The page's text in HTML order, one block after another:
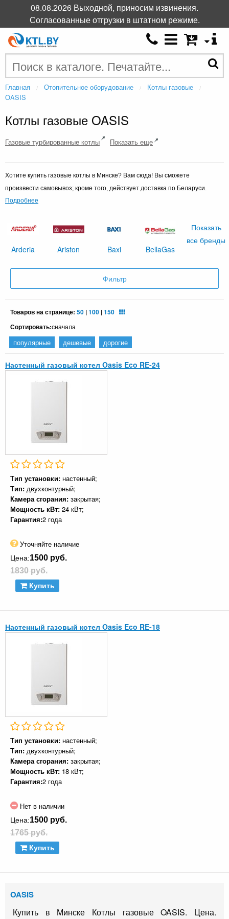
Главная Отопительное оборудование
Котлы газовые
OASIS
Котлы газовые OASIS
Газовые турбированные котлы Показать еще
Хотите купить газовые котлы в Минске? Вам сюда! Вы сможете
произвести самовывоз; кроме того, действует доставка по Беларуси.
Подробнее
Arderia Ariston Baxi BellaGas
Показать
все бренды
Фильтр
Товаров на странице: 50 |100 |150
Сортировать:сначала
популярные дешевые дорогие
Настенный газовый котел Oasis Eco RE-24
Тип установки: настенный;
Тип: двухконтурный;
Камера сгорания: закрытая;
Мощность кВт: 24 кВт;
Гарантия:2 года
Уточняйте наличие
Цена:1500 руб.
1830 руб.
Купить
Настенный газовый котел Oasis Eco RE-18
Тип установки: настенный;
Тип: двухконтурный;
Камера сгорания: закрытая;
Мощность кВт: 18 кВт;
Гарантия:2 года
Нет в наличии
Цена:1500 руб.
1765 руб.
Купить
OASIS
Купить в Минске Котлы газовые OASIS. Цена.
08.08.2026 Выходной, приносим извинения.
Согласованные отгрузки в штатном режиме.